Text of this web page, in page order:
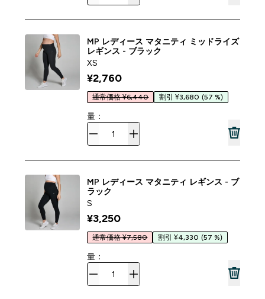
MP レディース マタニティ ミッドライズ
レギンス - ブラック
XS
¥2,760‎
通常価格 ¥6,440 割引 ¥3,680 (57 %)
量：
MP レディース マタニティ レギンス - ブ
ラック
S
¥3,250‎
通常価格 ¥7,580 割引 ¥4,330 (57 %)
量：